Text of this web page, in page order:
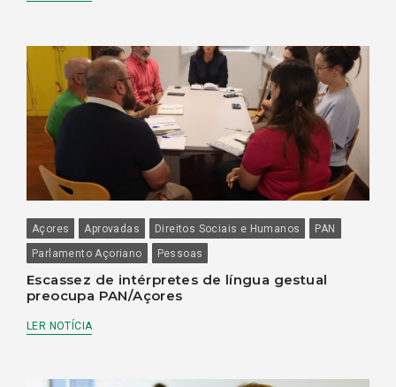
Açores Aprovadas Direitos Sociais e Humanos
PAN
Parlamento Açoriano
Pessoas
Escassez de intérpretes de língua gestual
preocupa PAN/Açores
LER NOTÍCIA